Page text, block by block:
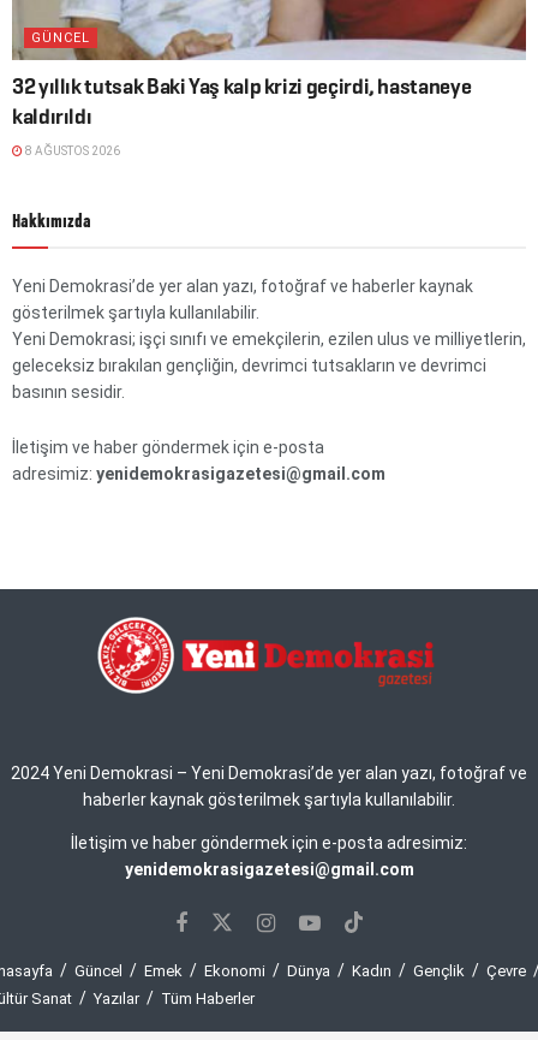
GÜNCEL
32 yıllık tutsak Baki Yaş kalp krizi geçirdi, hastaneye
kaldırıldı
8 AĞUSTOS 2026
Hakkımızda
Yeni Demokrasi’de yer alan yazı, fotoğraf ve haberler kaynak
gösterilmek şartıyla kullanılabilir.
Yeni Demokrasi; işçi sınıfı ve emekçilerin, ezilen ulus ve milliyetlerin,
geleceksiz bırakılan gençliğin, devrimci tutsakların ve devrimci
basının sesidir.
İletişim ve haber göndermek için e-posta
adresimiz: yenidemokrasigazetesi@gmail.com
2024 Yeni Demokrasi – Yeni Demokrasi’de yer alan yazı, fotoğraf ve
haberler kaynak gösterilmek şartıyla kullanılabilir.
İletişim ve haber göndermek için e-posta adresimiz:
yenidemokrasigazetesi@gmail.com
Güncel Emek Ekonomi Dünya Kadın Gençlik
Çevre
Sanat
Yazılar Tüm Haberler